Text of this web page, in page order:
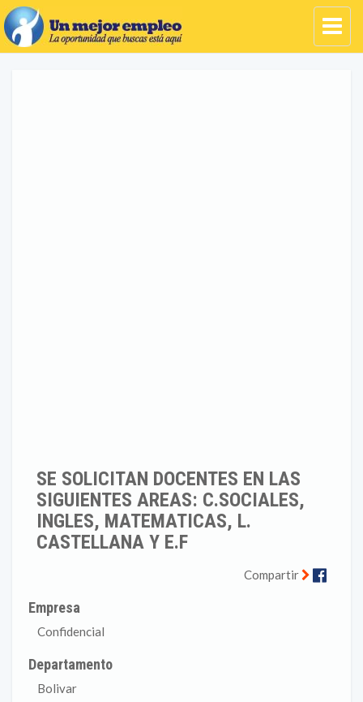
SE SOLICITAN DOCENTES EN LAS
SIGUIENTES AREAS: C.SOCIALES,
INGLES, MATEMATICAS, L.
CASTELLANA Y E.F
Compartir
Empresa
Confidencial
Departamento
Bolivar